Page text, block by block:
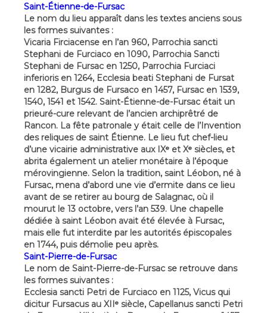
Saint-Étienne-de-Fursac
Le nom du lieu apparaît dans les textes anciens sous
les formes suivantes :
Vicaria Firciacense en l’an 960, Parrochia sancti
Stephani de Furciaco en 1090, Parrochia Sancti
Stephani de Fursac en 1250, Parrochia Furciaci
inferioris en 1264, Ecclesia beati Stephani de Fursat
en 1282, Burgus de Fursaco en 1457, Fursac en 1539,
1540, 1541 et 1542. Saint-Étienne-de-Fursac était un
prieuré-cure relevant de l’ancien archiprêtré de
Rancon. La fête patronale y était celle de l’Invention
des reliques de saint Étienne. Le lieu fut chef-lieu
d’une vicairie administrative aux IXᵉ et Xᵉ siècles, et
abrita également un atelier monétaire à l’époque
mérovingienne. Selon la tradition, saint Léobon, né à
Fursac, mena d’abord une vie d’ermite dans ce lieu
avant de se retirer au bourg de Salagnac, où il
mourut le 13 octobre, vers l’an 539. Une chapelle
dédiée à saint Léobon avait été élevée à Fursac,
mais elle fut interdite par les autorités épiscopales
en 1744, puis démolie peu après.
Saint-Pierre-de-Fursac
Le nom de Saint-Pierre-de-Fursac se retrouve dans
les formes suivantes :
Ecclesia sancti Petri de Furciaco en 1125, Vicus qui
dicitur Fursacus au XIIᵉ siècle, Capellanus sancti Petri